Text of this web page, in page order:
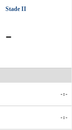
Stade II
-
-:-
-:-